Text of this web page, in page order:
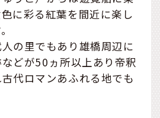
に彩る紅葉を間近に楽し
の里でもあり雄橋周辺に
どが50ヵ所以上あり帝釈
代ロマンあふれる地でも